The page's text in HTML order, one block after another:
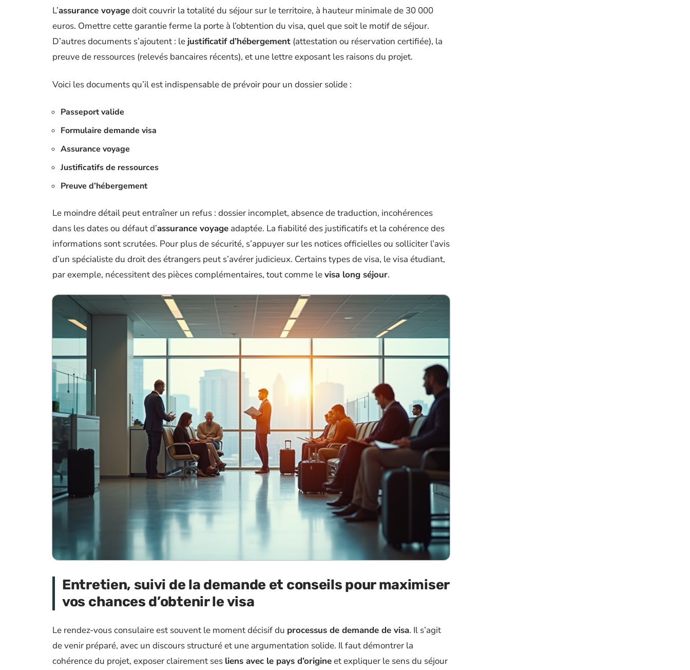
L’assurance voyagedoit couvrir la totalité du séjour sur le territoire, à hauteur minimale de 30 000
euros. Omettre cette garantie ferme la porte à l’obtention du visa, quel que soit le motif de séjour.
D’autres documents s’ajoutent : le justificatif d’hébergement (attestation ou réservation certifiée), la
preuve de ressources (relevés bancaires récents), et une lettre exposant les raisons du projet.
Voici les documents qu’il est indispensable de prévoir pour un dossier solide :
Passeport valide
Formulaire demande visa
Assurance voyage
Justificatifs de ressources
Preuve d’hébergement
Le moindre détail peut entraîner un refus : dossier incomplet, absence de traduction, incohérences
dans les dates ou défaut d’assurance voyage adaptée. La fiabilité des justificatifs et la cohérence des
informations sont scrutées. Pour plus de sécurité, s’appuyer sur les notices officielles ou solliciter l’avis
d’un spécialiste du droit des étrangers peut s’avérer judicieux. Certains types de visa, le visa étudiant,
par exemple, nécessitent des pièces complémentaires, tout comme levisa long séjour.
Entretien, suivi de la demande et conseils pour maximiser
vos chances d’obtenir le visa
Le rendez-vous consulaire est souvent le moment décisif du processus de demande de visa. Il s’agit
de venir préparé, avec un discours structuré et une argumentation solide. Il faut démontrer la
cohérence du projet, exposer clairement ses liens avec le pays d’origineet expliquer le sens du séjour